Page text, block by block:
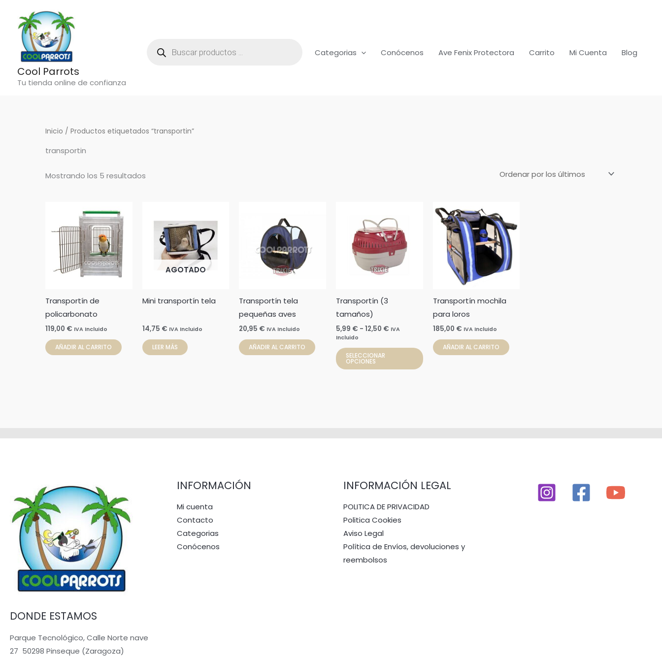
contenido
Cool Parrots
Tu tienda online de confianza
Productos Categorias Conócenos Ave Fenix Protectora Carrito Mi Cuenta Blog
Inicio / Productos etiquetados “transportin”
transportin
Mostrando los 5 resultados
Transportín de
policarbonato
119,00 € IVA Incluido
AÑADIR AL CARRITO
AGOTADO
Mini transportín tela
14,75 € IVA Incluido
LEER MÁS
Transportín tela
pequeñas aves
20,95 € IVA Incluido
AÑADIR AL CARRITO
Transportín (3
tamaños)
5,99 € - 12,50 €
precios:
desde
5,99 €
hasta
12,50 €
IVA
Incluido
SELECCIONAR
OPCIONES
Este
producto
múltiples
variantes.
pueden
elegir
la
Transportín mochila
para loros
185,00 € IVA Incluido
AÑADIR AL CARRITO
DONDE ESTAMOS
Parque Tecnológico, Calle Norte nave
27 50298 Pinseque (Zaragoza)
INFORMACIÓN
Mi cuenta
Contacto
Categorias
Conócenos
INFORMACIÓN LEGAL
POLITICA DE PRIVACIDAD
Politica Cookies
Aviso Legal
Política de Envíos, devoluciones y
reembolsos